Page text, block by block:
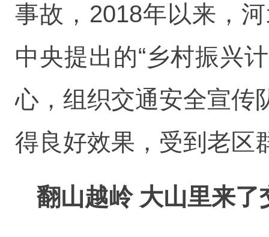
事故，2018年以来，
中央提出的“乡村振兴
心，组织交通安全宣传
得良好效果，受到老区
翻山越岭 大山里来